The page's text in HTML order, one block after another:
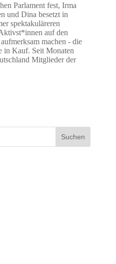
Parlament fest, Irma
und Dina besetzt in
spektakuläreren
auf den
machen - die
in Kauf. Seit Monaten
Mitglieder der
Suchen